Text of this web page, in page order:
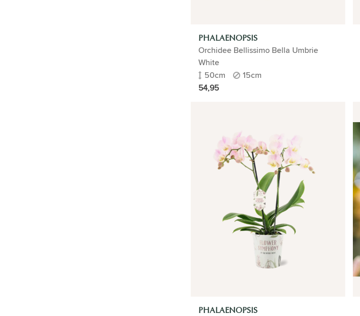
PHALAENOPSIS
Orchidee Bellissimo Bella Umbrie
White
50cm
15cm
54,95
PHALAENOPSIS